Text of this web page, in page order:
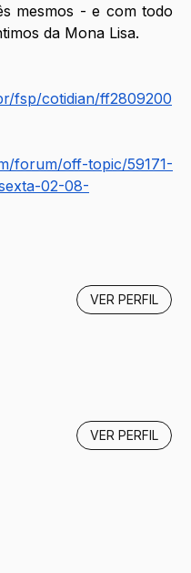
mesmos - e com todo
da Mona Lisa.
fsp/cotidian/ff2809200
forum/off-topic/59171-
02-08-
VER PERFIL
VER PERFIL